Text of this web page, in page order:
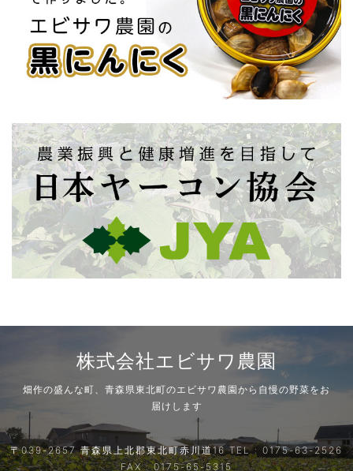
株式会社エビサワ農園
畑作の盛んな町、青森県東北町のエビサワ農園から自慢の野菜をお
届けします
〒039-2657 青森県上北郡東北町赤川道16 TEL : 0175-63-2526
FAX : 0175-65-5315